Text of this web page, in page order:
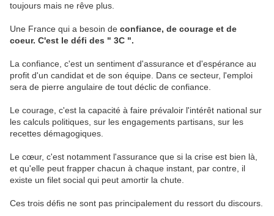
toujours mais ne rêve plus.
Une France qui a besoin de confiance, de courage et de
coeur. C'est le défi des " 3C ".
La confiance, c'est un sentiment d'assurance et d'espérance au
profit d'un candidat et de son équipe. Dans ce secteur, l'emploi
sera de pierre angulaire de tout déclic de confiance.
Le courage, c'est la capacité à faire prévaloir l'intérêt national sur
les calculs politiques, sur les engagements partisans, sur les
recettes démagogiques.
Le cœur, c'est notamment l'assurance que si la crise est bien là,
et qu'elle peut frapper chacun à chaque instant, par contre, il
existe un filet social qui peut amortir la chute.
Ces trois défis ne sont pas principalement du ressort du discours.